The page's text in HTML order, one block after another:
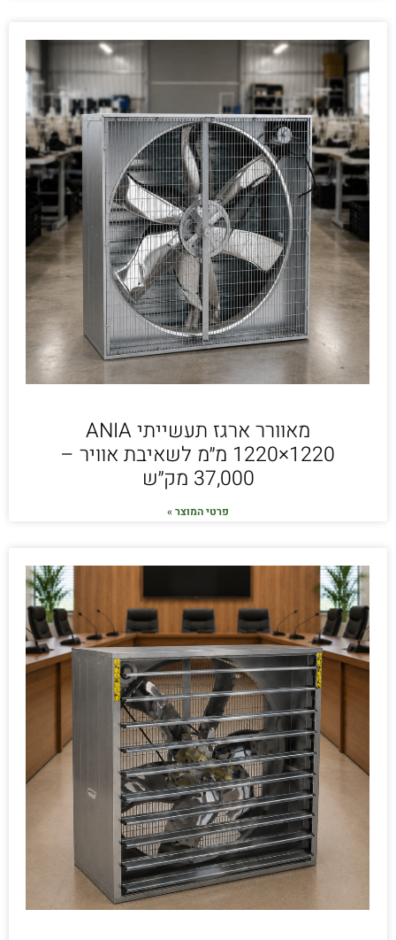
מאוורר ארגז תעשייתי ANIA
1220×1220 מ״מ לשאיבת אוויר –
37,000 מק״ש
פרטי המוצר »